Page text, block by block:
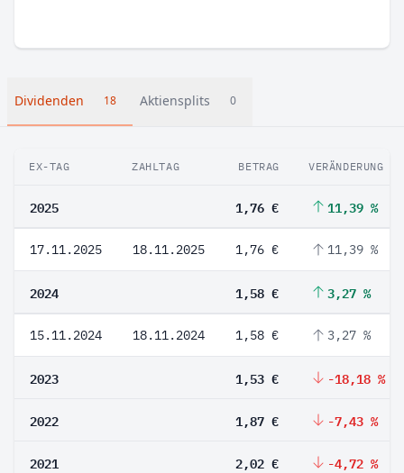
Dividenden 18 Aktiensplits 0
EX-TAG ZAHLTAG BETRAG VERÄNDERUNG
2025 1,76 € 11,39 %
17.11.2025 18.11.2025 1,76 € 11,39 %
2024 1,58 € 3,27 %
15.11.2024 18.11.2024 1,58 € 3,27 %
2023 1,53 € -18,18 %
2022 1,87 € -7,43 %
2021 2,02 € -4,72 %